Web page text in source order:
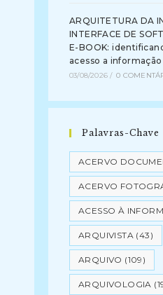
ARQUITETURA DA
INTERFACE DE
E-BOOK:
acesso a
03/08/2026 / 0
Palavras-Chave
ACERVO
ACERVO
ACESSO À
ARQUIVISTA (43)
ARQUIVO (109)
ARQUIVOLOGIA